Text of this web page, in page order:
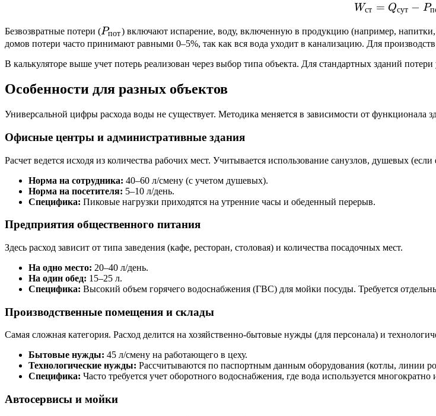
Wст = Qсут − P
Безвозвратные потери (P_{пот}
Pпот) включают испарение, воду, включенную в продукцию (например,
домов потери часто принимают равными 0–5%, так как вся вода уходит в канализацию. Для
В калькуляторе выше учет потерь реализован через выбор типа объекта. Для стандартных зданий
Особенности для разных объектов
Универсальной цифры расхода воды не существует. Методика меняется в зависимости от функционала
Офисные центры и административные здания
Расчет ведется исходя из количества рабочих мест. Учитывается использование санузлов, душевых (если
Норма на сотрудника: 40–60 л/смену (с учетом душевых).
Норма на посетителя: 5–10 л/день.
Специфика: Пиковые нагрузки приходятся на утренние часы и обеденный перерыв.
Предприятия общественного питания
Здесь расход зависит от типа заведения (кафе, ресторан, столовая) и количества посадочных мест.
На одно место: 20–40 л/день.
На один обед: 15–25 л.
Специфика: Высокий объем горячего водоснабжения (ГВС) для мойки посуды. Требуется
Производственные помещения и склады
Самая сложная категория. Расход делится на хозяйственно-бытовые нужды (для персонала) и
Бытовые нужды: 45 л/смену на работающего в цеху.
Технологические нужды: Рассчитываются по паспортным данным оборудования (котлы, линии
Специфика: Часто требуется учет оборотного водоснабжения, где вода используется
Автосервисы и мойки